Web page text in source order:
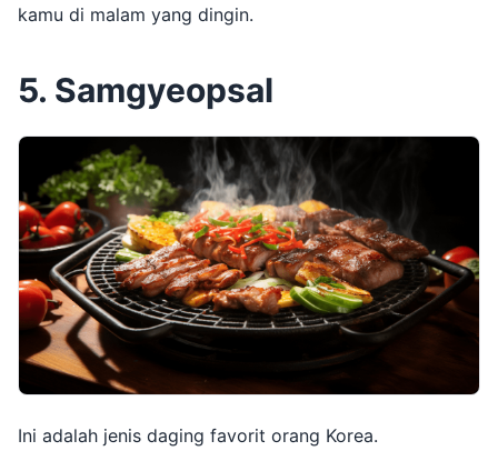
kamu di malam yang dingin.
5. Samgyeopsal
Ini adalah jenis daging favorit orang Korea.